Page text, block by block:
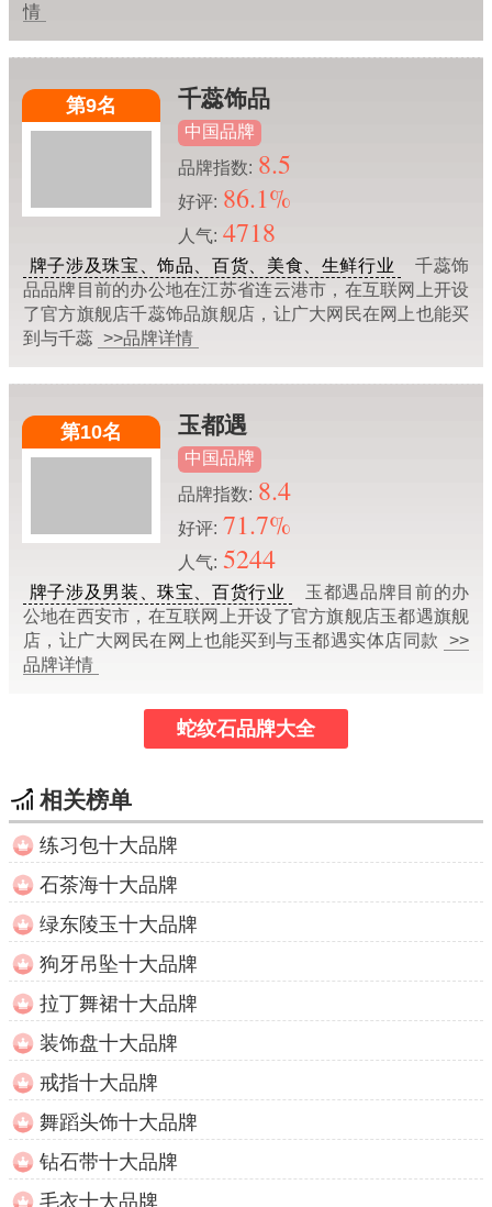
情
第9名 千蕊饰品
中国品牌
品牌指数: 8.5
好评: 86.1%
人气: 4718
牌子涉及珠宝、饰品、百货、美食、生鲜行业
千蕊饰
品品牌目前的办公地在江苏省连云港市，在互联网上开设
了官方旗舰店千蕊饰品旗舰店，让广大网民在网上也能买
到与千蕊 >>品牌详情
第10名 玉都遇
中国品牌
品牌指数: 8.4
好评: 71.7%
人气: 5244
牌子涉及男装、珠宝、百货行业
玉都遇品牌目前的办
公地在西安市，在互联网上开设了官方旗舰店玉都遇旗舰
店，让广大网民在网上也能买到与玉都遇实体店同款
>>
品牌详情
蛇纹石品牌大全
相关榜单
练习包十大品牌
石茶海十大品牌
绿东陵玉十大品牌
狗牙吊坠十大品牌
拉丁舞裙十大品牌
装饰盘十大品牌
戒指十大品牌
舞蹈头饰十大品牌
钻石带十大品牌
毛衣十大品牌